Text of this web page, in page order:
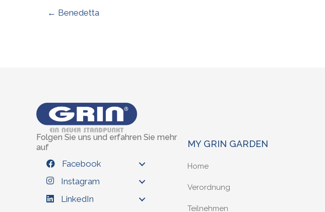
← Benedetta
Folgen Sie uns und erfahren Sie mehr
auf
Facebook
Instagram
LinkedIn
MY GRIN GARDEN
Home
Verordnung
Teilnehmen